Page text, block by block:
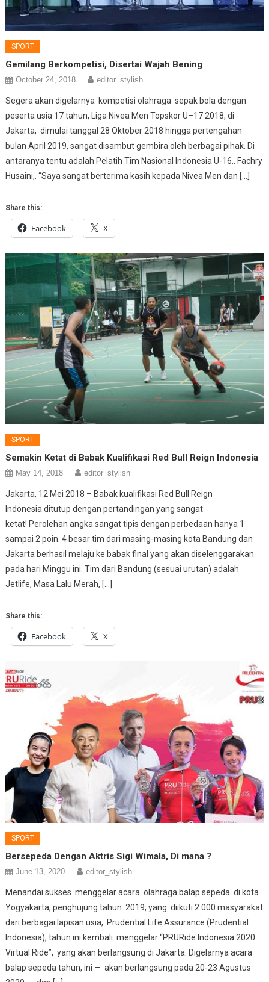
SPORT
Gemilang Berkompetisi, Disertai Wajah Bening
October 24, 2018 editor_stylish
Segera akan digelarnya kompetisi olahraga sepak bola dengan
peserta usia 17 tahun, Liga Nivea Men Topskor U–17 2018, di
Jakarta, dimulai tanggal 28 Oktober 2018 hingga pertengahan
bulan April 2019, sangat disambut gembira oleh berbagai pihak. Di
antaranya tentu adalah Pelatih Tim Nasional Indonesia U-16.. Fachry
Husaini,. “Saya sangat berterima kasih kepada Nivea Men dan […]
Share this:
Facebook X
SPORT
Semakin Ketat di Babak Kualifikasi Red Bull Reign Indonesia
May 14, 2018 editor_stylish
Jakarta, 12 Mei 2018 – Babak kualifikasi Red Bull Reign
Indonesia ditutup dengan pertandingan yang sangat
ketat! Perolehan angka sangat tipis dengan perbedaan hanya 1
sampai 2 poin. 4 besar tim dari masing-masing kota Bandung dan
Jakarta berhasil melaju ke babak final yang akan diselenggarakan
pada hari Minggu ini. Tim dari Bandung (sesuai urutan) adalah
Jetlife, Masa Lalu Merah, […]
Share this:
Facebook X
SPORT
Bersepeda Dengan Aktris Sigi Wimala, Di mana ?
June 13, 2020 editor_stylish
Menandai sukses menggelar acara olahraga balap sepeda di kota
Yogyakarta, penghujung tahun 2019, yang diikuti 2.000 masyarakat
dari berbagai lapisan usia, Prudential Life Assurance (Prudential
Indonesia), tahun ini kembali menggelar “PRURide Indonesia 2020
Virtual Ride”, yang akan berlangsung di Jakarta. Digelarnya acara
balap sepeda tahun, ini — akan berlangsung pada 20-23 Agustus